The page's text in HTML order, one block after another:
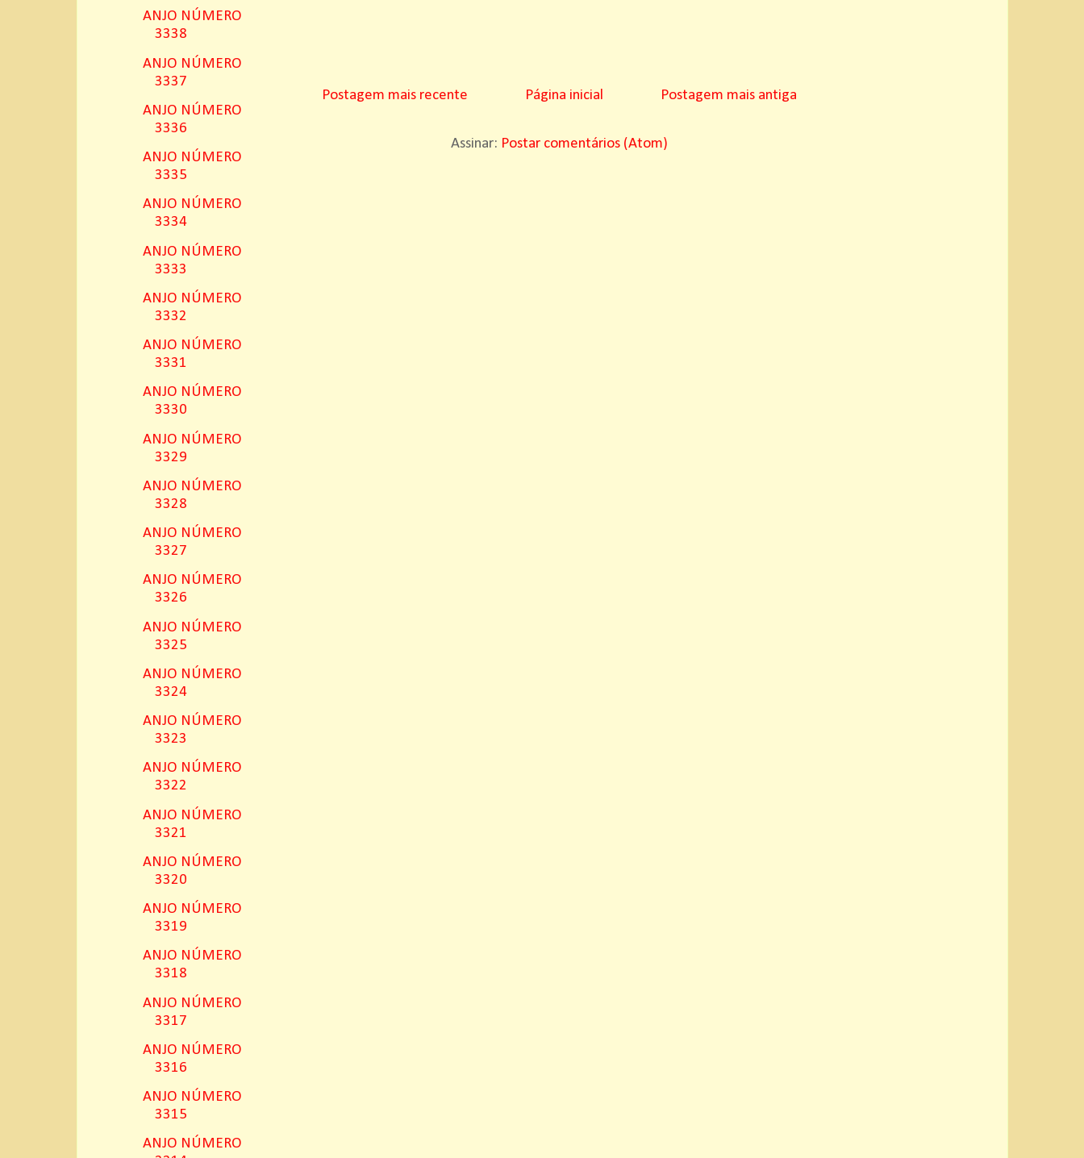
Postagem mais recente Postagem mais antiga
Página inicial
Assinar: Postar comentários (Atom)
ANJO NÚMERO
3338
ANJO NÚMERO
3337
ANJO NÚMERO
3336
ANJO NÚMERO
3335
ANJO NÚMERO
3334
ANJO NÚMERO
3333
ANJO NÚMERO
3332
ANJO NÚMERO
3331
ANJO NÚMERO
3330
ANJO NÚMERO
3329
ANJO NÚMERO
3328
ANJO NÚMERO
3327
ANJO NÚMERO
3326
ANJO NÚMERO
3325
ANJO NÚMERO
3324
ANJO NÚMERO
3323
ANJO NÚMERO
3322
ANJO NÚMERO
3321
ANJO NÚMERO
3320
ANJO NÚMERO
3319
ANJO NÚMERO
3318
ANJO NÚMERO
3317
ANJO NÚMERO
3316
ANJO NÚMERO
3315
ANJO NÚMERO